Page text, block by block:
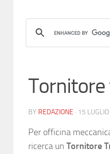
BY REDAZIONE · 15
Per officina
ricerca un Tornitore